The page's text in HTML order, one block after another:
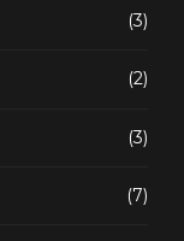
(3)
(2)
(3)
(7)